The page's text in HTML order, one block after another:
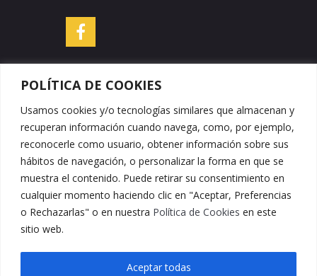
POLÍTICA DE COOKIES
Usamos cookies y/o tecnologías similares que almacenan y
recuperan información cuando navega, como, por ejemplo,
reconocerle como usuario, obtener información sobre sus
hábitos de navegación, o personalizar la forma en que se
muestra el contenido. Puede retirar su consentimiento en
cualquier momento haciendo clic en "Aceptar, Preferencias
o Rechazarlas" o en nuestra Política de Cookies en este
sitio web.
Aceptar todas
DATOS DE CONTACTO
Embutidos y Jamones Peña Cruz
Teléfono: +34 950 426 409
Fax: +34 950 426 776
E-mail:info@embutidospcruz.com
Dirección:Serón (Almería)